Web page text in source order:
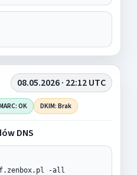
08.05.2026 · 22:12 UTC
OK DKIM: Brak
DNS
-all